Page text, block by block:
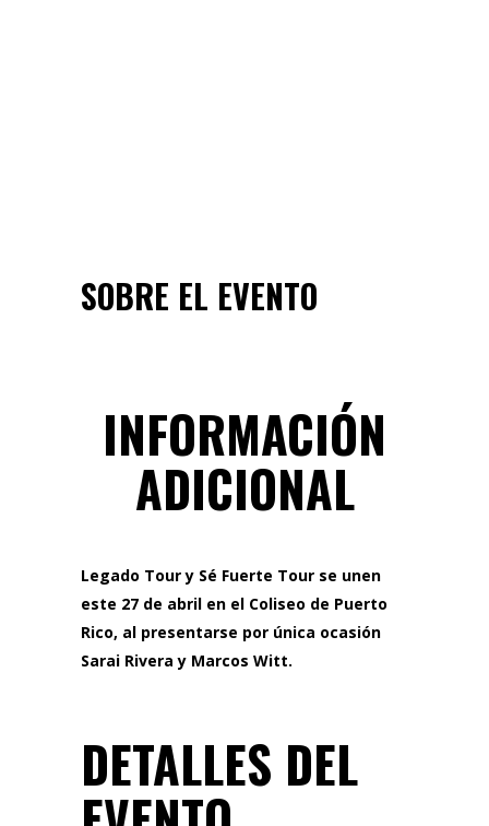
SOBRE EL EVENTO
INFORMACIÓN
ADICIONAL
Legado Tour y Sé Fuerte Tour se unen
este 27 de abril en el Coliseo de Puerto
Rico, al presentarse por única ocasión
Sarai Rivera y Marcos Witt.
DETALLES DEL